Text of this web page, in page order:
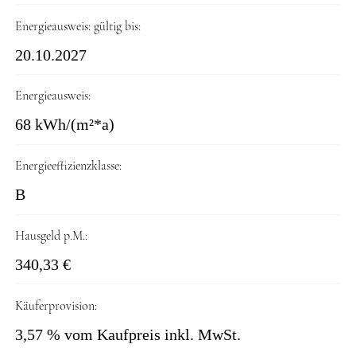
Energieausweis: gültig bis:
20.10.2027
Energieausweis:
68 kWh/(m²*a)
Energieeffizienzklasse:
B
Hausgeld p.M.:
340,33 €
Käuferprovision:
3,57 % vom Kaufpreis inkl. MwSt.